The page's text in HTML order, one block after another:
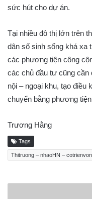
sức hút cho dự án.
Tại nhiều đô thị lớn trên
dân số sinh sống khá xa
các phương tiện công
các chủ đầu tư cũng
nội – ngoại khu, tạo điều
chuyển bằng phương
Trương Hằng
Tags
Thitruong – nhaoHN –